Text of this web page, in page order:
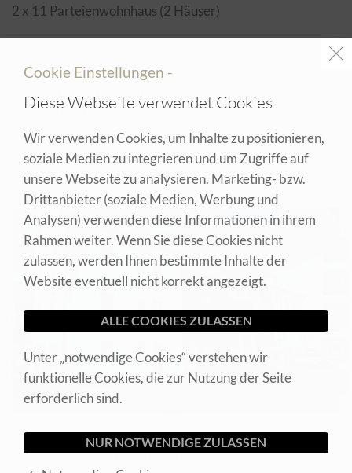
2 x 11 Parteienwohnhaus (2 Häuser)
- Carportplätze auf Anfrage
- inkl. KFZ Freiabstellplatz
- inkl. Fitnessraumnutzung in Albersdorf
- inkl. hauseigene Poolanlage
iFrame wurde nicht geladen:
Cookie Einstellungen -
Diese Webseite verwendet Cookies
Wir verwenden Cookies, um Inhalte zu positionieren,
soziale Medien zu integrieren und um Zugriffe auf
unsere Webseite zu analysieren. Marketing- bzw.
Drittanbieter (soziale Medien, Werbung und
Analysen) verwenden diese Informationen in ihrem
Rahmen weiter. Wenn Sie diese Cookies nicht
zulassen, werden Ihnen bestimmte Inhalte der
Website eventuell nicht korrekt angezeigt.
Unter „notwendige Cookies“ verstehen wir
funktionelle Cookies, die zur Nutzung der Seite
erforderlich sind.